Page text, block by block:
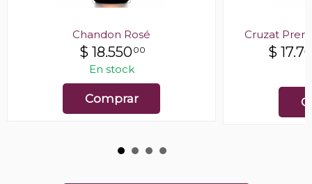
Chandon Rosé
$ 18.55000
En stock
Comprar
Cruzat
$